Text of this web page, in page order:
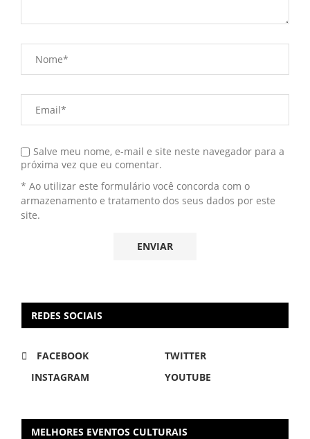
Salve meu nome, e-mail e site neste navegador para a
próxima vez que eu comentar.
* Ao utilizar este formulário você concorda com o
armazenamento e tratamento dos seus dados por este
site.
REDES SOCIAIS
FACEBOOK
TWITTER
INSTAGRAM
YOUTUBE
MELHORES EVENTOS CULTURAIS